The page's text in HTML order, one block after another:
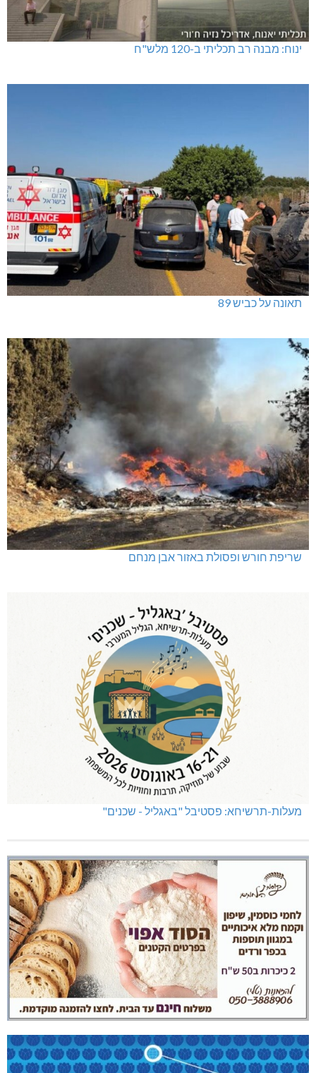
ינוח: מבנה רב תכליתי ב-120 מלש"ח
תאונה על כביש 89
שריפת חורש ופסולת באזור אבן מנחם
מעלות-תרשיחא: פסטיבל "באגליל - שכנים"